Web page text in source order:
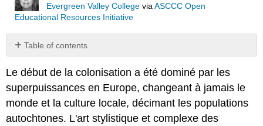
Evergreen Valley College viaASCCC Open
Educational Resources Initiative
Table of contents
baroque
vient
du
portugais
barocco,
Le début de la colonisation a été dominé par les
superpuissances en Europe, changeant à jamais le
monde et la culture locale, décimant les populations
autochtones. L'art stylistique et complexe des